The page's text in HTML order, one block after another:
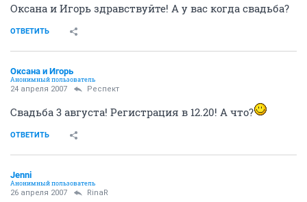
Оксана и Игорь здравствуйте! А у вас когда свадьба?
ОТВЕТИТЬ
Оксана и Игорь
Анонимный пользователь
24 апреля 2007 Респект
Свадьба 3 августа! Регистрация в 12.20! А что?
ОТВЕТИТЬ
Jenni
Анонимный пользователь
26 апреля 2007 RinaR